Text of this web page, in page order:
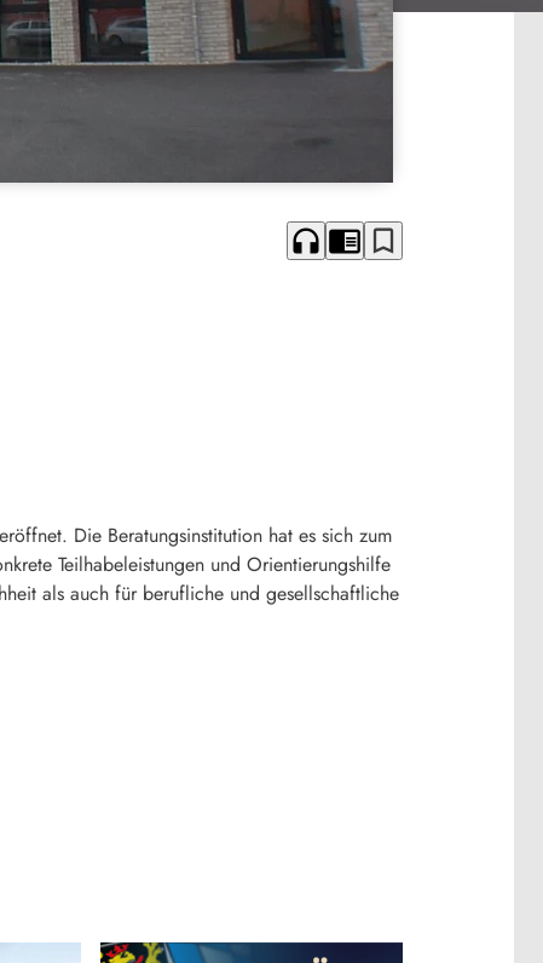
headphones chrome_reader_mode bookmark_border
Die Beratungsinstitution hat es sich zum
Teilhabeleistungen und Orientierungshilfe
als auch für berufliche und gesellschaftliche